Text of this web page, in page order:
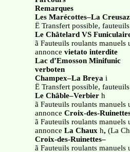
Remarques
Les Marécottes–La Creusaz
Ë Transfert possible,
Le Châtelard VS
ã Fauteuils roulants manuels
annonce vietato interdite
Lac d’Emosson Minifunic
verboten
Champex–La Breya i
Ë Transfert possible,
Le Châble–Verbier h
ã Fauteuils roulants manuels
annonce Croix-des-
ã Fauteuils roulants manuels
annonce La Chaux h, (La
Croix-des-Ruinettes–
ã Fauteuils roulants manuels